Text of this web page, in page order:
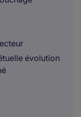
évolution